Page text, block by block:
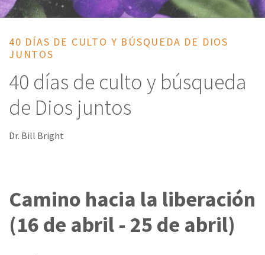
40 DÍAS DE CULTO Y BÚSQUEDA DE DIOS
JUNTOS
40 días de culto y búsqueda
de Dios juntos
Dr. Bill Bright
Camino hacia la liberación
(16 de abril - 25 de abril)